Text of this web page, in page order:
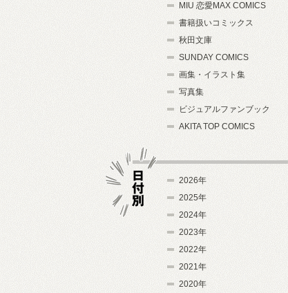
MIU 恋愛MAX COMICS
書籍扱いコミックス
秋田文庫
SUNDAY COMICS
画集・イラスト集
写真集
ビジュアルファンブック
AKITA TOP COMICS
2026年
2025年
2024年
2023年
2022年
2021年
2020年